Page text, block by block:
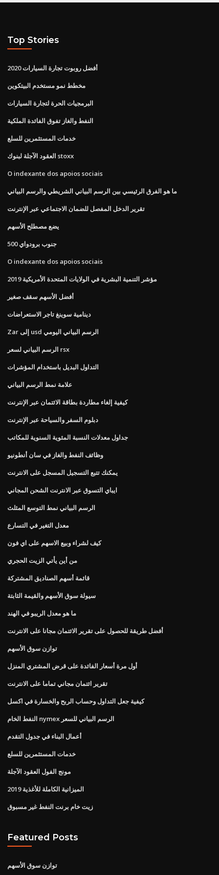
Top Stories
أفضل روبوت تجارة السيارات 2020
مخطط نمو مستخدم البيتكوين
البرمجيات الحرة لتجارة السيارات
النفط والغاز تفوق الفائدة الملكية
خدمات المستثمرين للسلع
العقود الآجلة لبنوك stoxx
O indexante dos apoios sociais
ما هو الفرق الرئيسي بين الرسم البياني الشريطي والرسم البياني
تقرير الدخل المفصل للضمان الاجتماعي عبر الإنترنت
يضع مصطلح الأسهم
500 جنوب برودواي
O indexante dos apoios sociais
مؤشر التنمية البشرية في الولايات المتحدة الأمريكية 2019
أفضل الأسهم سقف صغير
دينامية سوينغ تاجر الاستعراضات
Zar إلى usd الرسم البياني اليومي
الرسم البياني لسعر rsx
التداول البديل باستخدام المؤشرات
علامة نمط الرسم البياني
كيفية إلغاء مطاردة بطاقة الائتمان عبر الإنترنت
دبلوم السفر والسياحة عبر الإنترنت
جداول معدلات النسبة المئوية السنوية للمكاتب
وظائف النفط والغاز في سان أنطونيو
يمكنك تتبع التسجيل المسجل على الانترنت
ايباي التسوق عبر الانترنت الشحن المجاني
الرسم البياني نمط التوسع المثلث
معدل التغير في التسارع
كيف لشراء وبيع الاسهم على اي فون
من أين يأتي الزيت الحجري
قائمة أسهم الصناديق المشتركة
سيولة سوق الأسهم والقيمة الثابتة
ما هو معدل الريبو في الهند
أفضل طريقة للحصول على تقرير الائتمان مجانا على الانترنت
توازن سوق الأسهم
أول مرة أسعار الفائدة على قرض المشتري المنزل
تقرير ائتمان مجاني تماما على الانترنت
كيفية جعل التداول وحساب الربح والخسارة في اكسل
النفط الخام nymex الرسم البياني للسعر
أعمال البناء في جدول التقدم
خدمات المستثمرين للسلع
مونج الفول العقود الآجلة
الميزانية الكاملة للأغذية 2019
زيت خام برنت النفط غير مسبوق
Featured Posts
توازن سوق الأسهم